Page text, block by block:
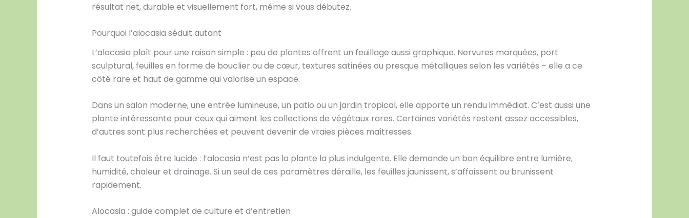
résultat net, durable et visuellement fort, même si vous débutez.
Pourquoi l’alocasia séduit autant
L’alocasia plaît pour une raison simple : peu de plantes offrent un feuillage aussi graphique. Nervures marquées, port
sculptural, feuilles en forme de bouclier ou de cœur, textures satinées ou presque métalliques selon les variétés – elle a ce
côté rare et haut de gamme qui valorise un espace.
Dans un salon moderne, une entrée lumineuse, un patio ou un jardin tropical, elle apporte un rendu immédiat. C’est aussi une
plante intéressante pour ceux qui aiment les collections de végétaux rares. Certaines variétés restent assez accessibles,
d’autres sont plus recherchées et peuvent devenir de vraies pièces maîtresses.
Il faut toutefois être lucide : l’alocasia n’est pas la plante la plus indulgente. Elle demande un bon équilibre entre lumière,
humidité, chaleur et drainage. Si un seul de ces paramètres déraille, les feuilles jaunissent, s’affaissent ou brunissent
rapidement.
Alocasia : guide complet de culture et d’entretien